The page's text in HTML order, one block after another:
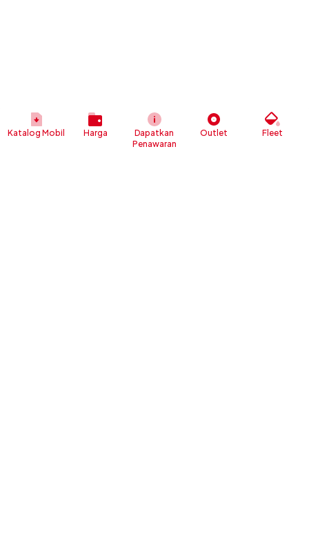
Katalog Mobil Harga
Dapatkan
Penawaran
Outlet Fleet